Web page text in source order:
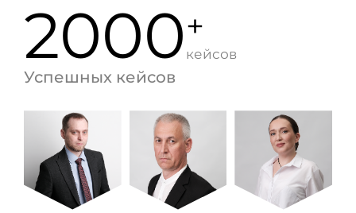
2000+
кейсов
Успешных кейсов